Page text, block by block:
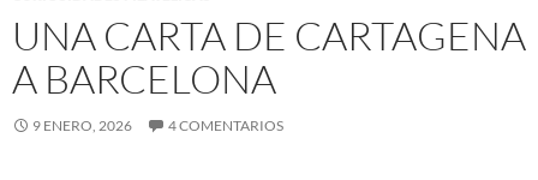
UNA CARTA DE CARTAGENA
A BARCELONA
9 ENERO, 2026 4 COMENTARIOS